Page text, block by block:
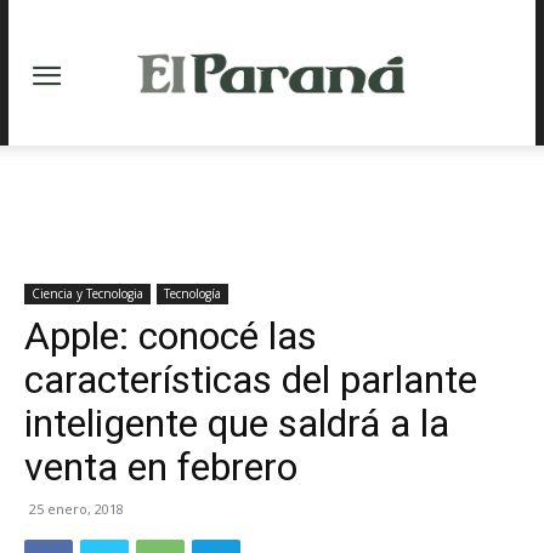
Ciencia y Tecnologia Tecnología
Apple: conocé las
características del parlante
inteligente que saldrá a la
venta en febrero
25 enero, 2018